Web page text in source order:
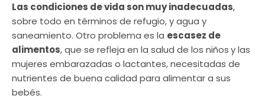
Las condiciones de vida son muy inadecuadas,
sobre todo en términos de refugio, y agua y
saneamiento. Otro problema es la escasez de
alimentos, que se refleja en la salud de los niñosy las
mujeres embarazadas o lactantes, necesitadas de
nutrientes de buena calidad para alimentar a sus
bebés.